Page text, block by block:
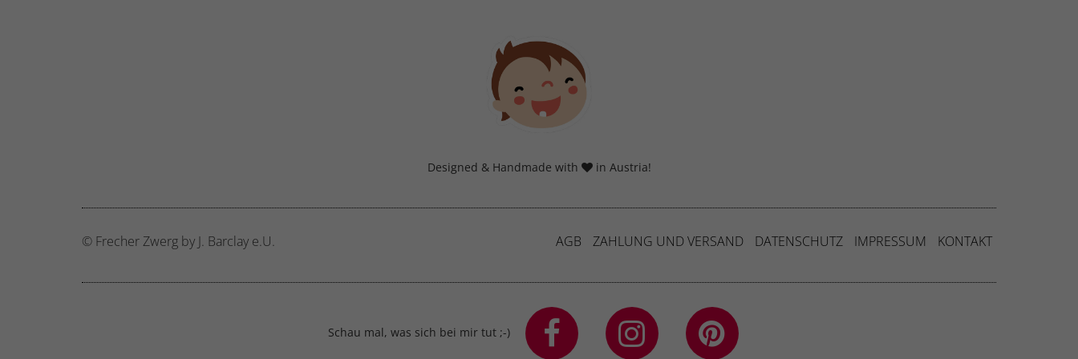
Designed & Handmade with in Austria!
© Frecher Zwerg by J. Barclay e.U. AGB ZAHLUNG UND VERSAND DATENSCHUTZ IMPRESSUM KONTAKT
Schau mal, was sich bei mir tut ;-)